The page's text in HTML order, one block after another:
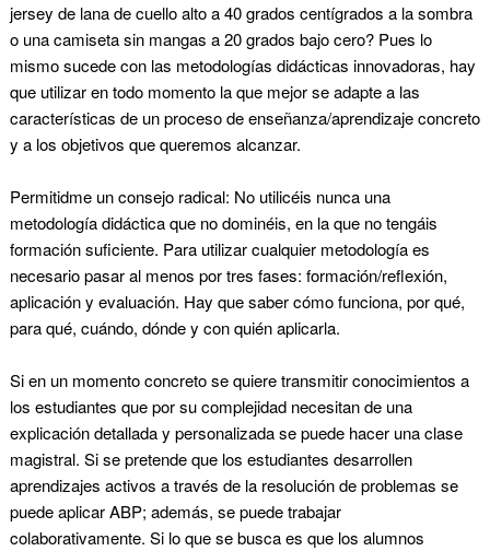
jersey de lana de cuello alto a 40 grados centígrados a la sombra
o una camiseta sin mangas a 20 grados bajo cero? Pues lo
mismo sucede con las metodologías didácticas innovadoras, hay
que utilizar en todo momento la que mejor se adapte a las
características de un proceso de enseñanza/aprendizaje concreto
y a los objetivos que queremos alcanzar.
Permitidme un consejo radical: No utilicéis nunca una
metodología didáctica que no dominéis, en la que no tengáis
formación suficiente. Para utilizar cualquier metodología es
necesario pasar al menos por tres fases: formación/reflexión,
aplicación y evaluación. Hay que saber cómo funciona, por qué,
para qué, cuándo, dónde y con quién aplicarla.
Si en un momento concreto se quiere transmitir conocimientos a
los estudiantes que por su complejidad necesitan de una
explicación detallada y personalizada se puede hacer una clase
magistral. Si se pretende que los estudiantes desarrollen
aprendizajes activos a través de la resolución de problemas se
puede aplicar ABP; además, se puede trabajar
colaborativamente. Si lo que se busca es que los alumnos